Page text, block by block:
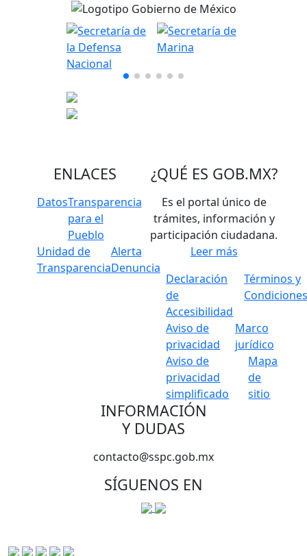
ENLACES
DatosTransparencia
para el
Pueblo
Unidad de
Transparencia
Alerta
Denuncia
¿QUÉ ES GOB.MX?
Es el portal único de
trámites, información y
participación ciudadana.
Leer más
Declaración
de
Accesibilidad
Términos y
Aviso de
privacidad
Marco
jurídico
Aviso de
privacidad
simplificado
Mapa
de
sitio
INFORMACIÓN
Y DUDAS
contacto@sspc.gob.mx
SÍGUENOS EN